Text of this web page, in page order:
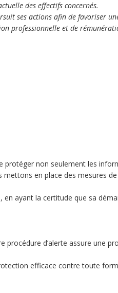
des effectifs concernés.
ses actions afin de favoriser
professionnelle et de
protéger non seulement les
en place des mesures
ayant la certitude que sa
d’alerte assure une
efficace contre toute